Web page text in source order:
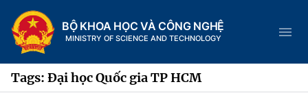
BỘ KHOA HỌC VÀ CÔNG NGHỆ
MINISTRY OF SCIENCE AND TECHNOLOGY
Tags: Đại học Quốc gia TP HCM